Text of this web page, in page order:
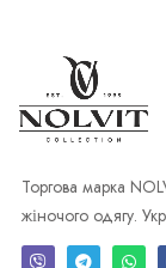
Торгова марка
жіночого одягу.